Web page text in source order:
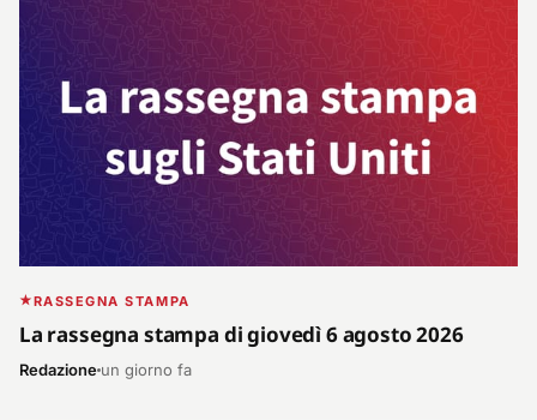
RASSEGNA STAMPA
La rassegna stampa di giovedì 6 agosto 2026
Redazione un giorno fa